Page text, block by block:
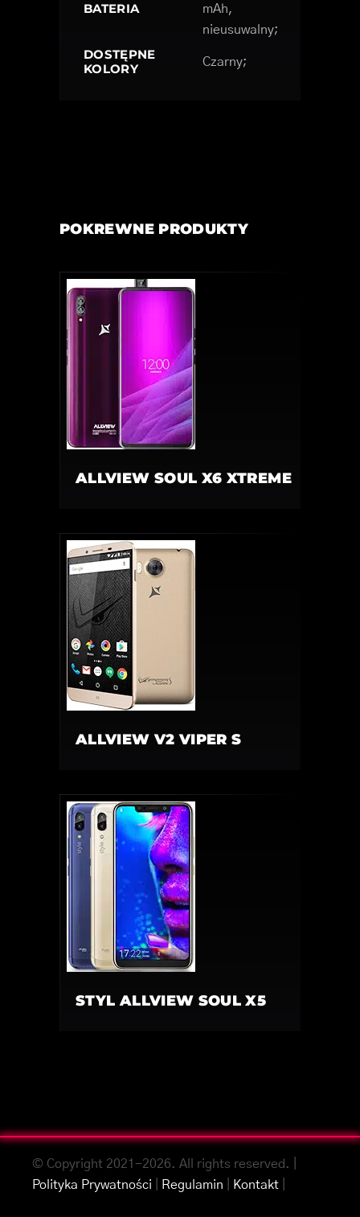
BATERIA
mAh,
nieusuwalny;
DOSTĘPNE
KOLORY
Czarny;
POKREWNE PRODUKTY
ALLVIEW SOUL X6 XTREME
ALLVIEW V2 VIPER S
STYL ALLVIEW SOUL X5
© Copyright 2021-2026. All rights reserved. |
Polityka Prywatności
Regulamin Kontakt